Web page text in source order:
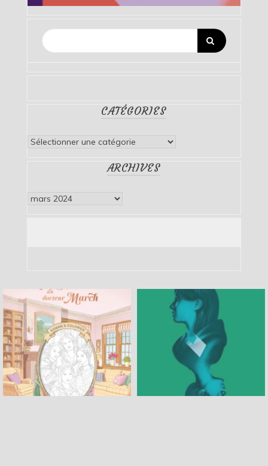
CATÉGORIES
Catégories
ARCHIVES
Archives